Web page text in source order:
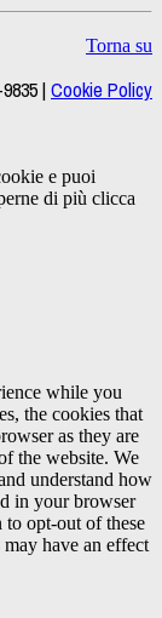
Torna su
| Cookie Policy
e puoi
di più clicca
while you
the cookies that
as they are
the website. We
understand how
in your browser
opt-out of these
have an effect